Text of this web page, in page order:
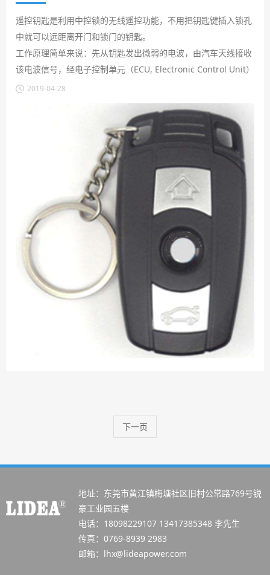
遥控钥匙是利用中控锁的无线遥控功能，不用把钥匙键插入锁孔
中就可以远距离开门和锁门的钥匙。
工作原理简单来说：先从钥匙发出微弱的电波，由汽车天线接收
该电波信号，经电子控制单元（ECU, Electronic Control Unit）
识别信号代码，再由该系统的执行器（电动机或电磁线圈）执行
目前应用比较广泛的纽扣电池有：
CR2032,CR2025,CR2016,CR1616,CR1632,CR2450等。
2019-04-28
下一页
地址：东莞市黄江镇梅塘社区旧村公常路769号锐
豪工业园五楼
电话：18098229107 13417385348 李先生
传真：0769-8939 2983
邮箱：lhx@lideapower.com